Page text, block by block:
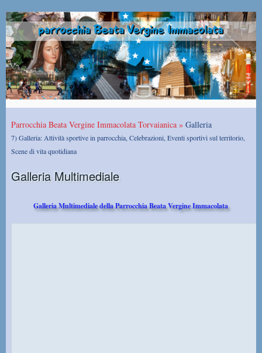
Parrocchia Beata Vergine Immacolata Torvaianica » Galleria
7) Galleria: Attività sportive in parrocchia, Celebrazioni, Eventi sportivi sul territorio,
Scene di vita quotidiana
Galleria Multimediale
Galleria Multimediale della Parrocchia Beata Vergine Immacolata